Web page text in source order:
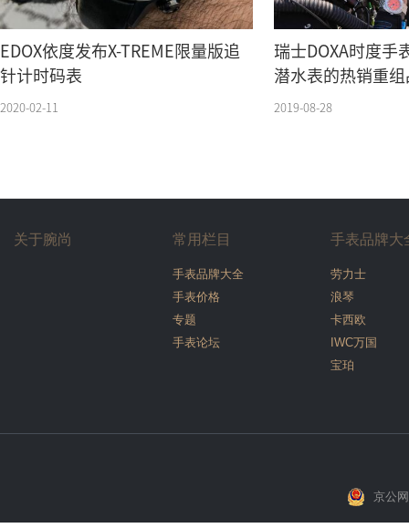
EDOX依度发布X-TREME限量版追
针计时码表
2020-02-11
瑞士DOXA时度手
潜水表的热销重
2019-08-28
关于腕尚 常用栏目
手表品牌大全
手表价格
专题
手表论坛
手表品牌大
劳力士
浪琴
卡西欧
IWC万国
宝珀
京公